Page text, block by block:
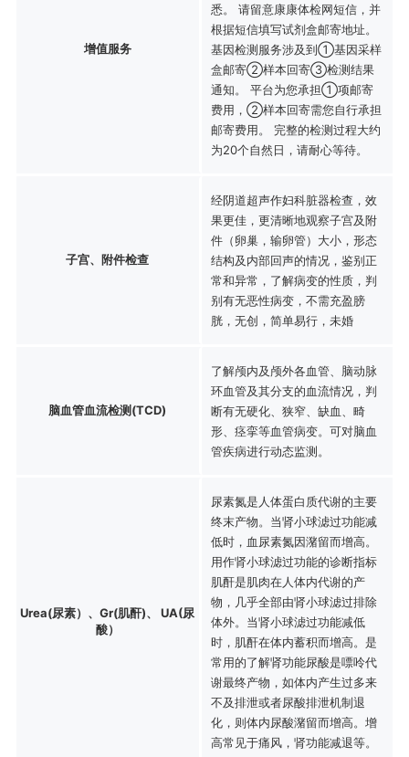
增值服务
悉。 请留意康康体检网短信，并
根据短信填写试剂盒邮寄地址。
基因检测服务涉及到①基因采样
盒邮寄②样本回寄③检测结果
通知。 平台为您承担①项邮寄
费用，②样本回寄需您自行承担
邮寄费用。 完整的检测过程大约
为20个自然日，请耐心等待。
子宫、附件检查
经阴道超声作妇科脏器检查，效
果更佳，更清晰地观察子宫及附
件（卵巢，输卵管）大小，形态
结构及内部回声的情况，鉴别正
常和异常，了解病变的性质，判
别有无恶性病变，不需充盈膀
胱，无创，简单易行，未婚
脑血管血流检测(TCD)
了解颅内及颅外各血管、脑动脉
环血管及其分支的血流情况，判
断有无硬化、狭窄、缺血、畸
形、痉挛等血管病变。可对脑血
管疾病进行动态监测。
Urea(尿素）、Gr(肌酐)、 UA(尿
酸）
尿素氮是人体蛋白质代谢的主要
终末产物。当肾小球滤过功能减
低时，血尿素氮因潴留而增高。
用作肾小球滤过功能的诊断指标
肌酐是肌肉在人体内代谢的产
物，几乎全部由肾小球滤过排除
体外。当肾小球滤过功能减低
时，肌酐在体内蓄积而增高。是
常用的了解肾功能尿酸是嘌呤代
谢最终产物，如体内产生过多来
不及排泄或者尿酸排泄机制退
化，则体内尿酸潴留而增高。增
高常见于痛风，肾功能减退等。